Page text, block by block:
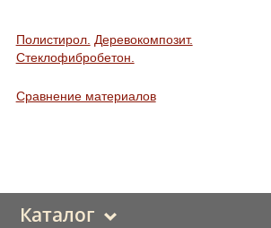
Полистирол. Деревокомпозит.
Стеклофибробетон.
Сравнение материалов
Каталог